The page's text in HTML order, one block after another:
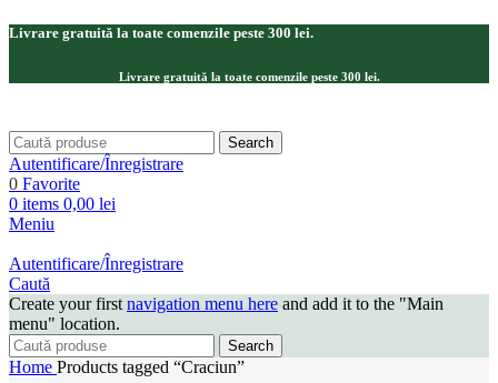
Livrare gratuită la toate comenzile peste 300 lei.
Livrare gratuită la toate comenzile peste 300 lei.
Search
Autentificare/Înregistrare
0 Favorite
0 items 0,00 lei
Meniu
Autentificare/Înregistrare
Caută
Create your first navigation menu here and add it to the "Main
menu" location.
Search
Home Products tagged “Craciun”